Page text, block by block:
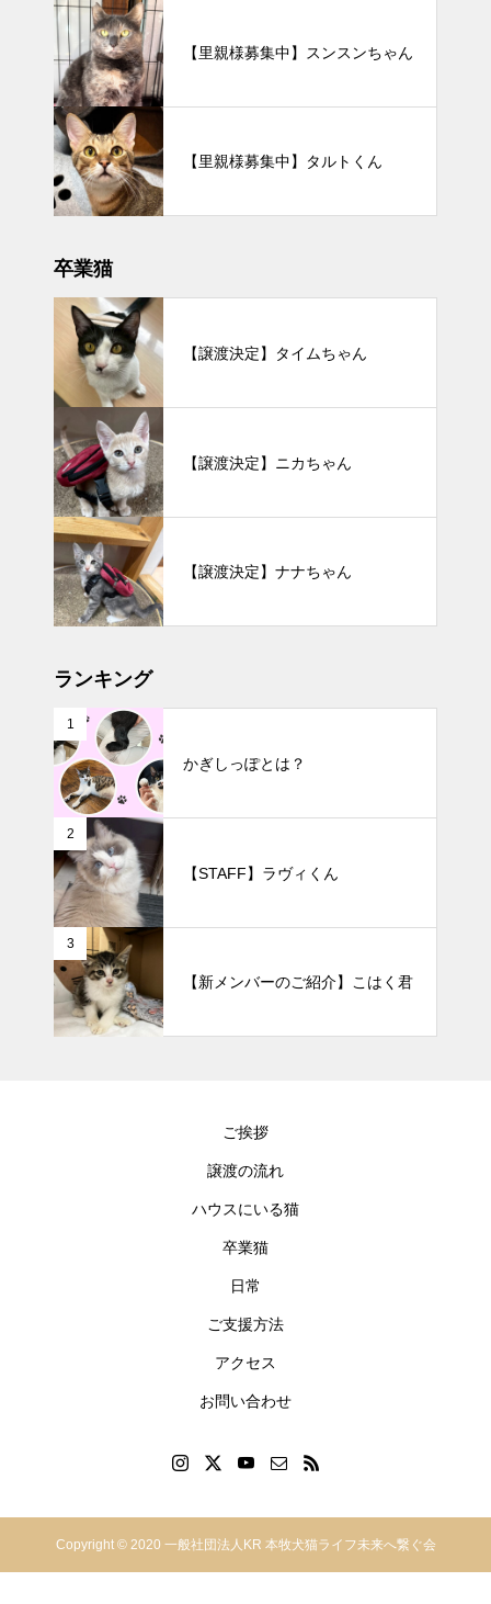
【里親様募集中】スンスンちゃん
【里親様募集中】タルトくん
卒業猫
【譲渡決定】タイムちゃん
【譲渡決定】ニカちゃん
【譲渡決定】ナナちゃん
ランキング
1
かぎしっぽとは？
2
【STAFF】ラヴィくん
3
【新メンバーのご紹介】こはく君
ご挨拶
譲渡の流れ
ハウスにいる猫
卒業猫
日常
ご支援方法
アクセス
お問い合わせ
Copyright © 2020 一般社団法人KR 本牧犬猫ライフ未来へ繋ぐ会
神奈川県横浜市中区本郷町